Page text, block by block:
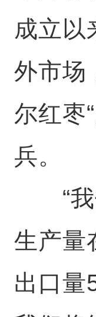
成立以
外市场
尔红枣
兵。
“我
生产量
出口量